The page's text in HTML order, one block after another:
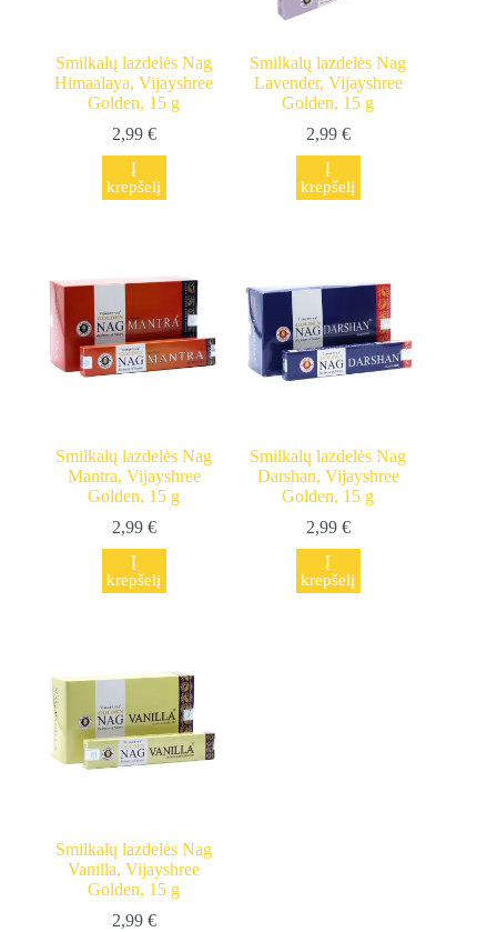
Smilkalų lazdelės Nag
Himaalaya, Vijayshree
Golden, 15 g
2,99 €
Į
krepšelį
Smilkalų lazdelės Nag
Lavender, Vijayshree
Golden, 15 g
2,99 €
Į
krepšelį
Smilkalų lazdelės Nag
Mantra, Vijayshree
Golden, 15 g
2,99 €
Į
krepšelį
Smilkalų lazdelės Nag
Darshan, Vijayshree
Golden, 15 g
2,99 €
Į
krepšelį
Smilkalų lazdelės Nag
Vanilla, Vijayshree
Golden, 15 g
2,99 €